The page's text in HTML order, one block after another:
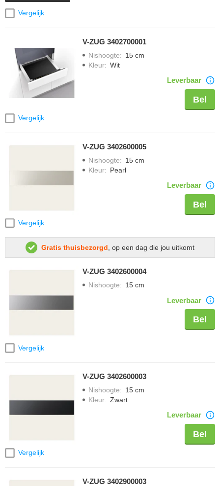
Vergelijk
Vergelijk
V-ZUG 3402700001
Nishoogte: 15 cm
Kleur: Wit
Leverbaar
Bel
Vergelijk
V-ZUG 3402600005
Nishoogte: 15 cm
Kleur: Pearl
Leverbaar
Bel
Gratis thuisbezorgd, op een dag die jou uitkomt
Vergelijk
V-ZUG 3402600004
Nishoogte: 15 cm
Leverbaar
Bel
Vergelijk
V-ZUG 3402600003
Nishoogte: 15 cm
Kleur: Zwart
Leverbaar
Bel
V-ZUG 3402900003